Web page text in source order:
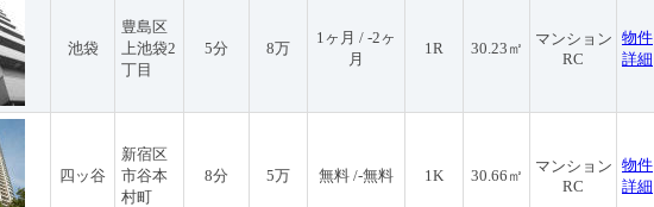
池袋
豊島区
上池袋2
丁目
5分 8万
1ヶ月 / -2ヶ
月
1R 30.23㎡
マンション
RC
物件
詳細
四ッ谷
新宿区
市谷本
村町
8分 5万 無料 /-無料 1K 30.66㎡
マンション
RC
物件
詳細